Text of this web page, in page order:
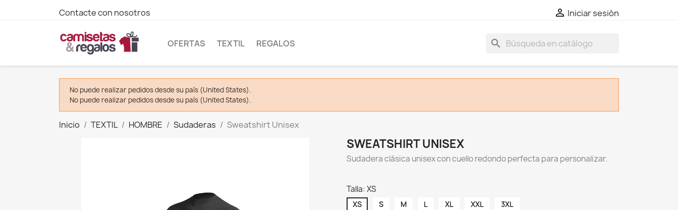
Contacte con nosotros  Iniciar sesión
OFERTAS TEXTIL REGALOS search
No puede realizar pedidos desde su país (United States).
No puede realizar pedidos desde su país (United States).
Inicio TEXTIL HOMBRE Sudaderas Sweatshirt Unisex
SWEATSHIRT UNISEX
Sudadera clásica unisex con cuello redondo perfecta para personalizar.
Talla: XS
XS S M L XL XXL 3XL